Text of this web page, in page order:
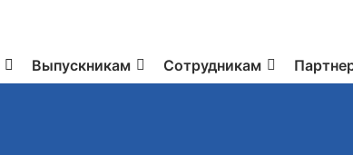
Выпускникам Сотрудникам